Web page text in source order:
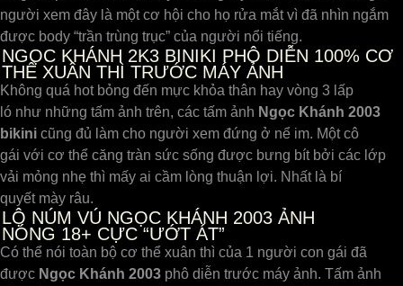
người xem đây là một cơ hội cho họ rửa mắt vì đã nhìn ngắm
được body “trần trùng trục” của người nổi tiếng.
NGỌC KHÁNH 2K3 BINIKI PHÔ DIỄN 100% CƠ
THỂ XUÂN THÌ TRƯỚC MÁY ẢNH
Không quá hot bỏng đến mực khỏa thân hay vòng 3 lấp
ló như những tấm ảnh trên, các tấm ảnh Ngọc Khánh 2003
bikini cũng đủ làm cho người xem đứng ở nể im. Một cô
gái với cơ thể căng tràn sức sống được bưng bít bởi các lớp
vải mỏng nhẹ thì mấy ai cầm lòng thuận lợi. Nhất là bí
quyết mày râu.
LỘ NÚM VÚ NGỌC KHÁNH 2003 ẢNH
NÓNG 18+ CỰC “ƯỚT ÁT”
Có thể nói toàn bộ cơ thể xuân thì của 1 người con gái đã
được Ngọc Khánh 2003 phô diễn trước máy ảnh. Tấm ảnh